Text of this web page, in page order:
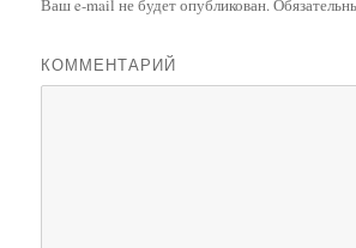
Ваш e-mail не будет опубликован.
КОММЕНТАРИЙ